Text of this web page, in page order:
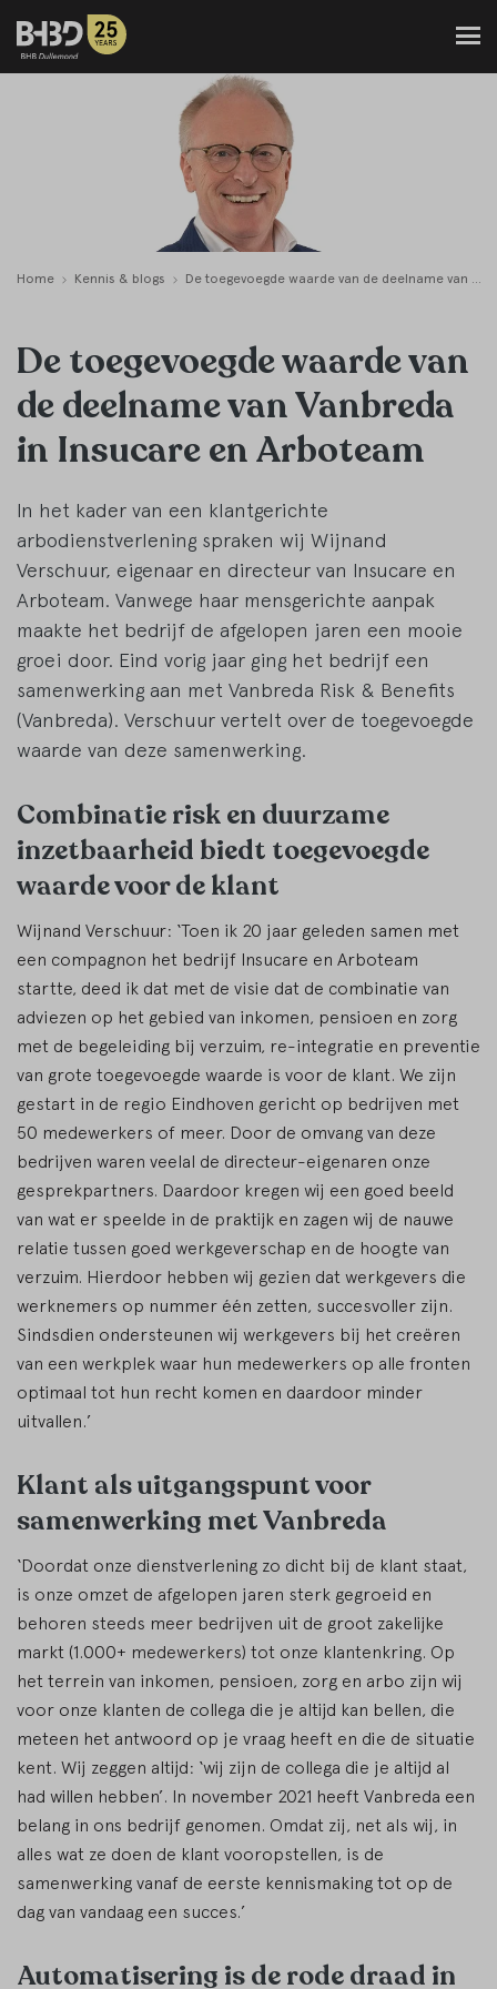
Home Kennis & blogs De toegevoegde waarde van de deelname van Vanbreda in Insucare en Arboteam
De toegevoegde waarde van
de deelname van Vanbreda
in Insucare en Arboteam
In het kader van een klantgerichte
arbodienstverlening spraken wij Wijnand
Verschuur, eigenaar en directeur van Insucare en
Arboteam. Vanwege haar mensgerichte aanpak
maakte het bedrijf de afgelopen jaren een mooie
groei door. Eind vorig jaar ging het bedrijf een
samenwerking aan met Vanbreda Risk & Benefits
(Vanbreda). Verschuur vertelt over de toegevoegde
waarde van deze samenwerking.
Combinatie risk en duurzame
inzetbaarheid biedt toegevoegde
waarde voor de klant
Wijnand Verschuur: ‘Toen ik 20 jaar geleden samen met
een compagnon het bedrijf Insucare en Arboteam
startte, deed ik dat met de visie dat de combinatie van
adviezen op het gebied van inkomen, pensioen en zorg
met de begeleiding bij verzuim, re-integratie en preventie
van grote toegevoegde waarde is voor de klant. We zijn
gestart in de regio Eindhoven gericht op bedrijven met
50 medewerkers of meer. Door de omvang van deze
bedrijven waren veelal de directeur-eigenaren onze
gesprekpartners. Daardoor kregen wij een goed beeld
van wat er speelde in de praktijk en zagen wij de nauwe
relatie tussen goed werkgeverschap en de hoogte van
verzuim. Hierdoor hebben wij gezien dat werkgevers die
werknemers op nummer één zetten, succesvoller zijn.
Sindsdien ondersteunen wij werkgevers bij het creëren
van een werkplek waar hun medewerkers op alle fronten
optimaal tot hun recht komen en daardoor minder
uitvallen.’
Klant als uitgangspunt voor
samenwerking met Vanbreda
‘Doordat onze dienstverlening zo dicht bij de klant staat,
is onze omzet de afgelopen jaren sterk gegroeid en
behoren steeds meer bedrijven uit de groot zakelijke
markt (1.000+ medewerkers) tot onze klantenkring. Op
het terrein van inkomen, pensioen, zorg en arbo zijn wij
voor onze klanten de collega die je altijd kan bellen, die
meteen het antwoord op je vraag heeft en die de situatie
kent. Wij zeggen altijd: ‘wij zijn de collega die je altijd al
had willen hebben’. In november 2021 heeft Vanbreda een
belang in ons bedrijf genomen. Omdat zij, net als wij, in
alles wat ze doen de klant vooropstellen, is de
samenwerking vanaf de eerste kennismaking tot op de
dag van vandaag een succes.’
Automatisering is de rode draad in